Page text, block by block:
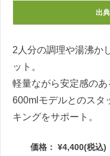
出典
2人分の調理や湯沸か
ット。
軽量ながら安定感のあ
600mlモデルとのスタ
キングをサポート。
価格： ¥4,400(税込)